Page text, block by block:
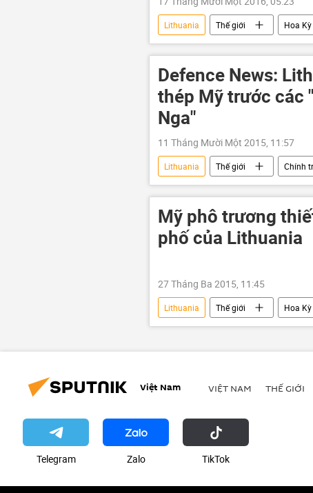
Lithuania Thế giới Hoa Kỳ
Defence News:
thép Mỹ trước các
Nga"
11 Tháng Mười Một 2015, 11:57
Lithuania Thế giới Chính
Mỹ phô trương
phố của Lithuania
27 Tháng Ba 2015, 11:45
Lithuania Thế giới Hoa Kỳ
Việt Nam VIỆT NAM THẾ GIỚI
Telegram Zalo ТikТоk